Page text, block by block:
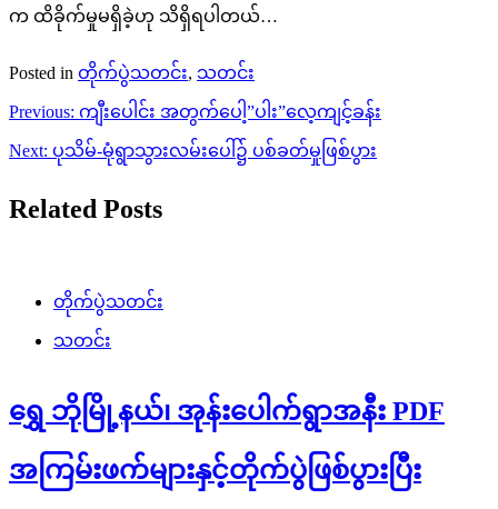
က ထိခိုက်မှုမရှိခဲ့ဟု သိရှိရပါတယ်…
Posted in တိုက်ပွဲသတင်း, သတင်း
Post
navigation
Previous: ကျီးပေါင်း အတွက်ပေါ့”ပါး”လေ့ကျင့်ခန်း
Next: ပုသိမ်-မုံရွာသွားလမ်းပေါ်၌ ပစ်ခတ်မှုဖြစ်ပွား
Related Posts
တိုက်ပွဲသတင်း
သတင်း
ရွှေ ဘိုမြို့နယ်၊ အုန်းပေါက်ရွာအနီး PDF
အကြမ်းဖက်များနှင့်တိုက်ပွဲဖြစ်ပွားပြီး